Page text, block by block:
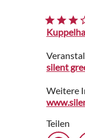
silent
Weitere
Teilen